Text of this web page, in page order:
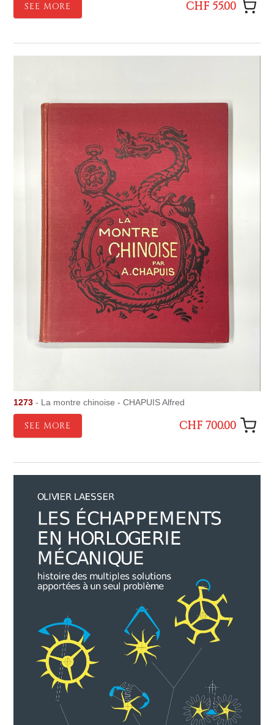
SEE MORE CHF 55.00
1273 - La montre chinoise - CHAPUIS Alfred
SEE MORE CHF 700.00